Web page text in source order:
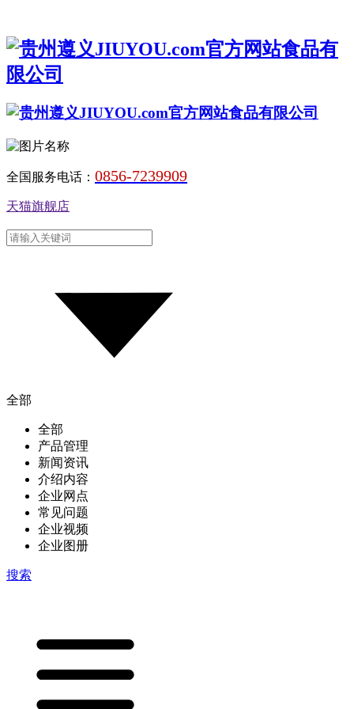
全国服务电话： 0856-7239909
天猫旗舰店
全部
全部
产品管理
新闻资讯
介绍内容
企业网点
常见问题
企业视频
企业图册
搜索